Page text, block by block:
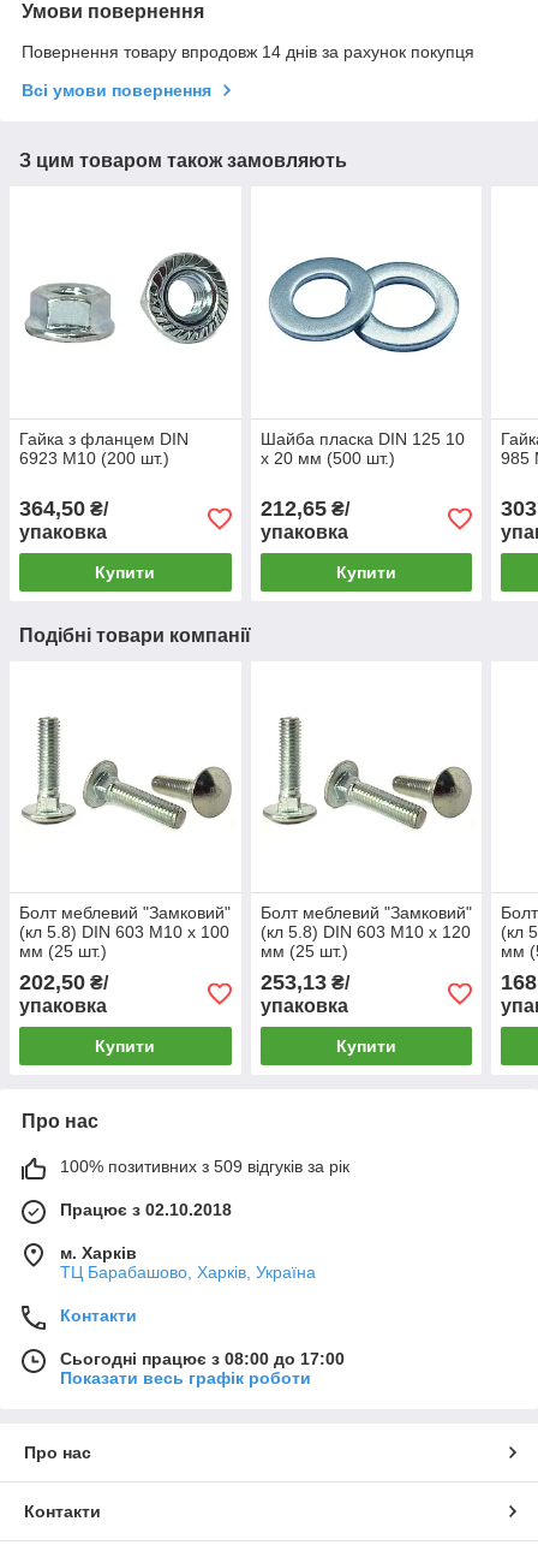
Умови повернення
Повернення товару впродовж 14 днів за рахунок покупця
Всі умови повернення
З цим товаром також замовляють
Гайка з фланцем DIN
6923 М10 (200 шт.)
364,50 ₴/
упаковка
Купити
Шайба пласка DIN 125 10
х 20 мм (500 шт.)
212,65₴/
упаковка
Купити
985
Подібні товари компанії
Болт меблевий "Замковий"
(кл 5.8) DIN 603 М10 х 100
мм (25 шт.)
202,50 ₴/
упаковка
Купити
Болт меблевий "Замковий"
(кл 5.8) DIN 603 М10 х 120
мм (25 шт.)
253,13₴/
упаковка
Купити
(кл
мм
Про нас
100% позитивних з 509 відгуків за рік
Працює з 02.10.2018
м. Харків
ТЦ Барабашово, Харків, Україна
Контакти
Сьогодні працює з 08:00 до 17:00
Показати весь графік роботи
Про нас
Контакти